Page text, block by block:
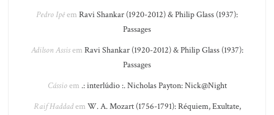
Pedro Ipêem Ravi Shankar (1920-2012) & Philip Glass (1937):
Passages
Adilson Assisem Ravi Shankar (1920-2012) & Philip Glass (1937):
Passages
Cássioem .: interlúdio :. Nicholas Payton: Nick@Night
Raif Haddadem W. A. Mozart (1756-1791): Réquiem, Exultate,